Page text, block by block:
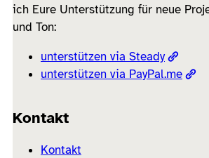
ich Eure Unterstützung für neue
und Ton:
unterstützen via Steady
unterstützen via PayPal.me
Kontakt
Kontakt